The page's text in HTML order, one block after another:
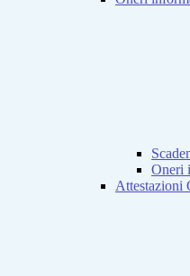
Oneri
Attestazioni